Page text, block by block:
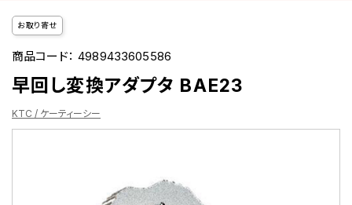
お取り寄せ
商品コード：4989433605586
早回し変換アダプタ BAE23
KTC / ケーティーシー